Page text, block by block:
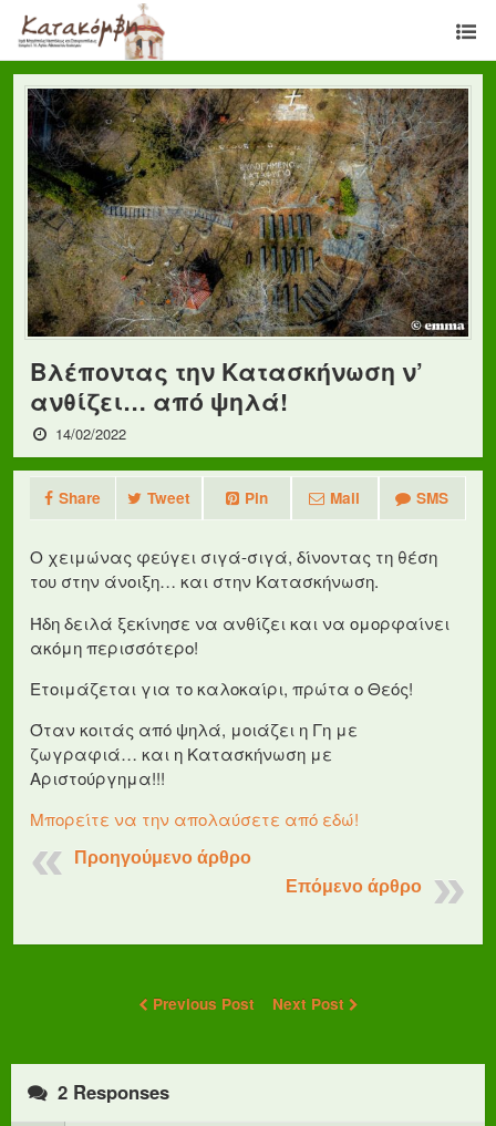
Βλέποντας την Κατασκήνωση ν’
ανθίζει… από ψηλά!
14/02/2022
Share Tweet Pin Mail SMS
Ο χειμώνας φεύγει σιγά-σιγά, δίνοντας τη θέση
του στην άνοιξη… και στην Κατασκήνωση.
Ήδη δειλά ξεκίνησε να ανθίζει και να ομορφαίνει
ακόμη περισσότερο!
Ετοιμάζεται για το καλοκαίρι, πρώτα ο Θεός!
Όταν κοιτάς από ψηλά, μοιάζει η Γη με
ζωγραφιά… και η Κατασκήνωση με
Αριστούργημα!!!
Μπορείτε να την απολαύσετε από εδώ!
Προηγούμενο άρθρο
Επόμενο άρθρο
Previous Post Next Post
2 Responses